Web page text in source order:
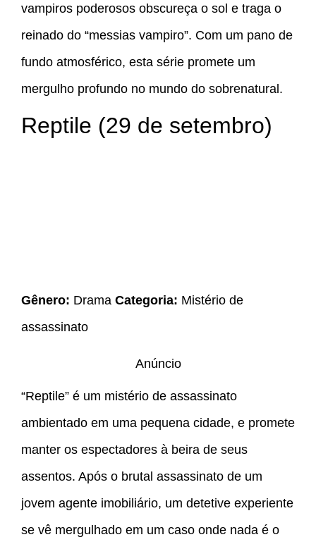
vampiros poderosos obscureça o sol e traga o
reinado do “messias vampiro”. Com um pano de
fundo atmosférico, esta série promete um
mergulho profundo no mundo do sobrenatural.
Reptile (29 de setembro)
Gênero: Drama Categoria: Mistério de
assassinato
Anúncio
“Reptile” é um mistério de assassinato
ambientado em uma pequena cidade, e promete
manter os espectadores à beira de seus
assentos. Após o brutal assassinato de um
jovem agente imobiliário, um detetive experiente
se vê mergulhado em um caso onde nada é o